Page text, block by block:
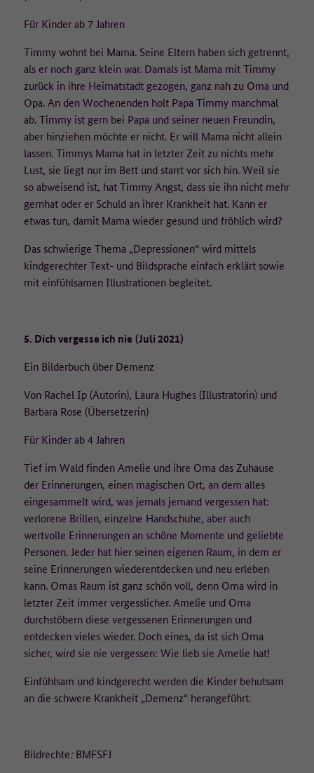
Für Kinder ab 7 Jahren
Timmy wohnt bei Mama. Seine Eltern haben sich getrennt,
als er noch ganz klein war. Damals ist Mama mit Timmy
zurück in ihre Heimatstadt gezogen, ganz nah zu Oma und
Opa. An den Wochenenden holt Papa Timmy manchmal
ab. Timmy ist gern bei Papa und seiner neuen Freundin,
aber hinziehen möchte er nicht. Er will Mama nicht allein
lassen. Timmys Mama hat in letzter Zeit zu nichts mehr
Lust, sie liegt nur im Bett und starrt vor sich hin. Weil sie
so abweisend ist, hat Timmy Angst, dass sie ihn nicht mehr
gernhat oder er Schuld an ihrer Krankheit hat. Kann er
etwas tun, damit Mama wieder gesund und fröhlich wird?
Das schwierige Thema „Depressionen“ wird mittels
kindgerechter Text- und Bildsprache einfach erklärt sowie
mit einfühlsamen Illustrationen begleitet.
5. Dich vergesse ich nie (Juli 2021)
Ein Bilderbuch über Demenz
Von Rachel Ip (Autorin), Laura Hughes (Illustratorin) und
Barbara Rose (Übersetzerin)
Für Kinder ab 4 Jahren
Tief im Wald finden Amelie und ihre Oma das Zuhause
der Erinnerungen, einen magischen Ort, an dem alles
eingesammelt wird, was jemals jemand vergessen hat:
verlorene Brillen, einzelne Handschuhe, aber auch
wertvolle Erinnerungen an schöne Momente und geliebte
Personen. Jeder hat hier seinen eigenen Raum, in dem er
seine Erinnerungen wiederentdecken und neu erleben
kann. Omas Raum ist ganz schön voll, denn Oma wird in
letzter Zeit immer vergesslicher. Amelie und Oma
durchstöbern diese vergessenen Erinnerungen und
entdecken vieles wieder. Doch eines, da ist sich Oma
sicher, wird sie nie vergessen: Wie lieb sie Amelie hat!
Einfühlsam und kindgerecht werden die Kinder behutsam
an die schwere Krankheit „Demenz“ herangeführt.
Bildrechte:BMFSFJ